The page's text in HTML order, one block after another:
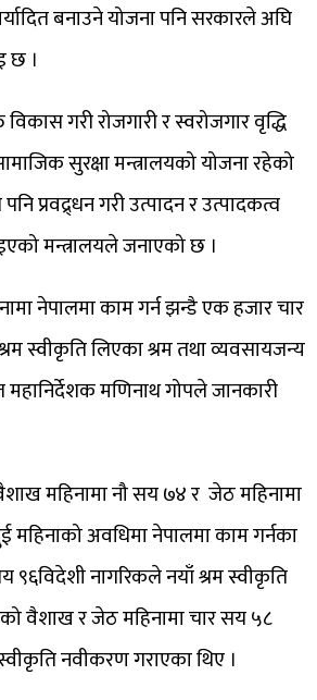
बनाउने योजना पनि सरकारले अघि
छ ।
गरी रोजगारी र स्वरोजगार वृद्धि
सुरक्षा मन्त्रालयको योजना रहेको
प्रवद्र्धन गरी उत्पादन र उत्पादकत्व
मन्त्रालयले जनाएको छ ।
नेपालमा काम गर्न झन्डै एक हजार चार
स्वीकृति लिएका श्रम तथा व्यवसायजन्य
महानिर्देशक मणिनाथ गोपले जानकारी
महिनामा नौ सय ७४ र जेठ महिनामा
महिनाको अवधिमा नेपालमा काम गर्नका
९६विदेशी नागरिकले नयाँ श्रम स्वीकृति
वैशाख र जेठ महिनामा चार सय ५८
नवीकरण गराएका थिए ।